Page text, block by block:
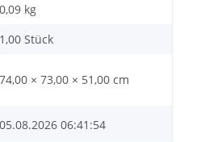
0,09 kg
1,00 Stück
74,00 × 73,00 × 51,00 cm
05.08.2026 06:41:54